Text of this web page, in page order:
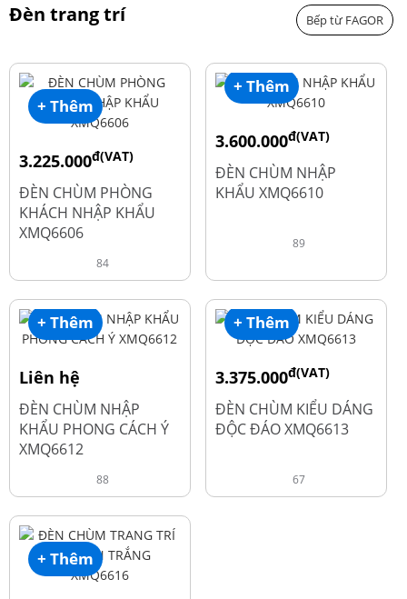
Đèn trang trí Bếp từ FAGOR
+ Thêm
3.225.000đ(VAT)
4.300.000
ĐÈN CHÙM PHÒNG
KHÁCH NHẬP KHẨU
XMQ6606
84
+ Thêm
3.600.000đ(VAT)
4.800.000
ĐÈN CHÙM NHẬP
KHẨU XMQ6610
89
+ Thêm
Liên hệ
ĐÈN CHÙM NHẬP
KHẨU PHONG CÁCH Ý
XMQ6612
88
+ Thêm
3.375.000đ(VAT)
4.500.000
ĐÈN CHÙM KIỂU DÁNG
ĐỘC ĐÁO XMQ6613
67
+ Thêm